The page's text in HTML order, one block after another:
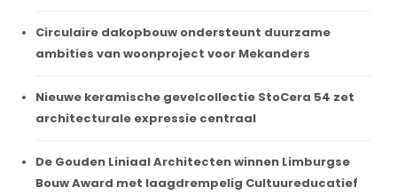
Circulaire dakopbouw ondersteunt duurzame
ambities van woonproject voor Mekanders
Nieuwe keramische gevelcollectie StoCera 54 zet
architecturale expressie centraal
De Gouden Liniaal Architecten winnen Limburgse
Bouw Award met laagdrempelig Cultuureducatief